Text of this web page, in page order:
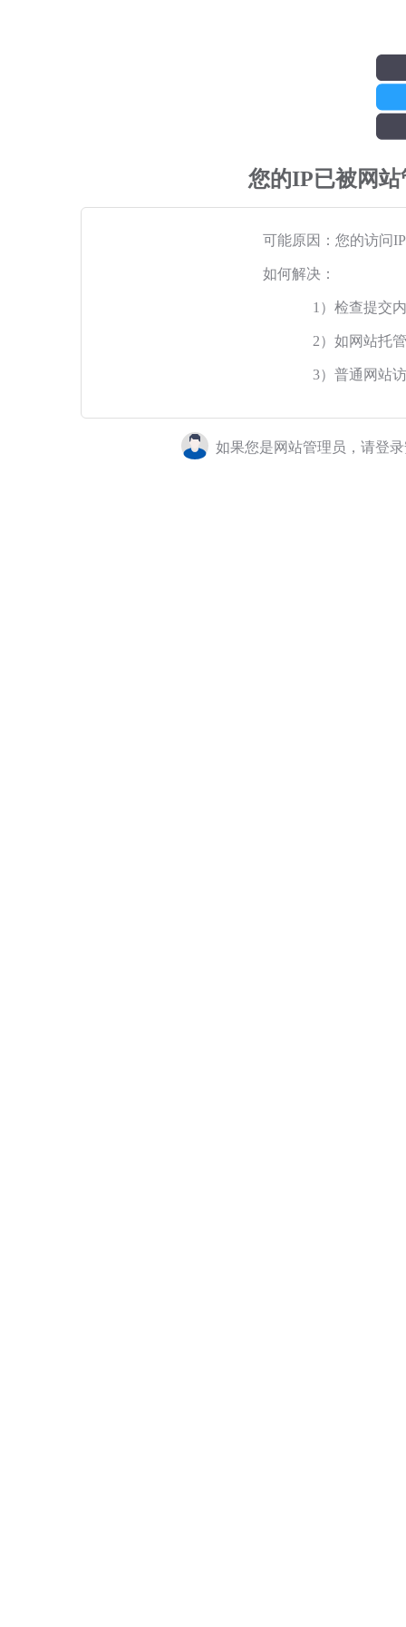
您的IP已被网
可能原因：您的访问
如何解决：
1）检查提交
2）如网站托
3）普通网站
如果您是网站管理员，请登